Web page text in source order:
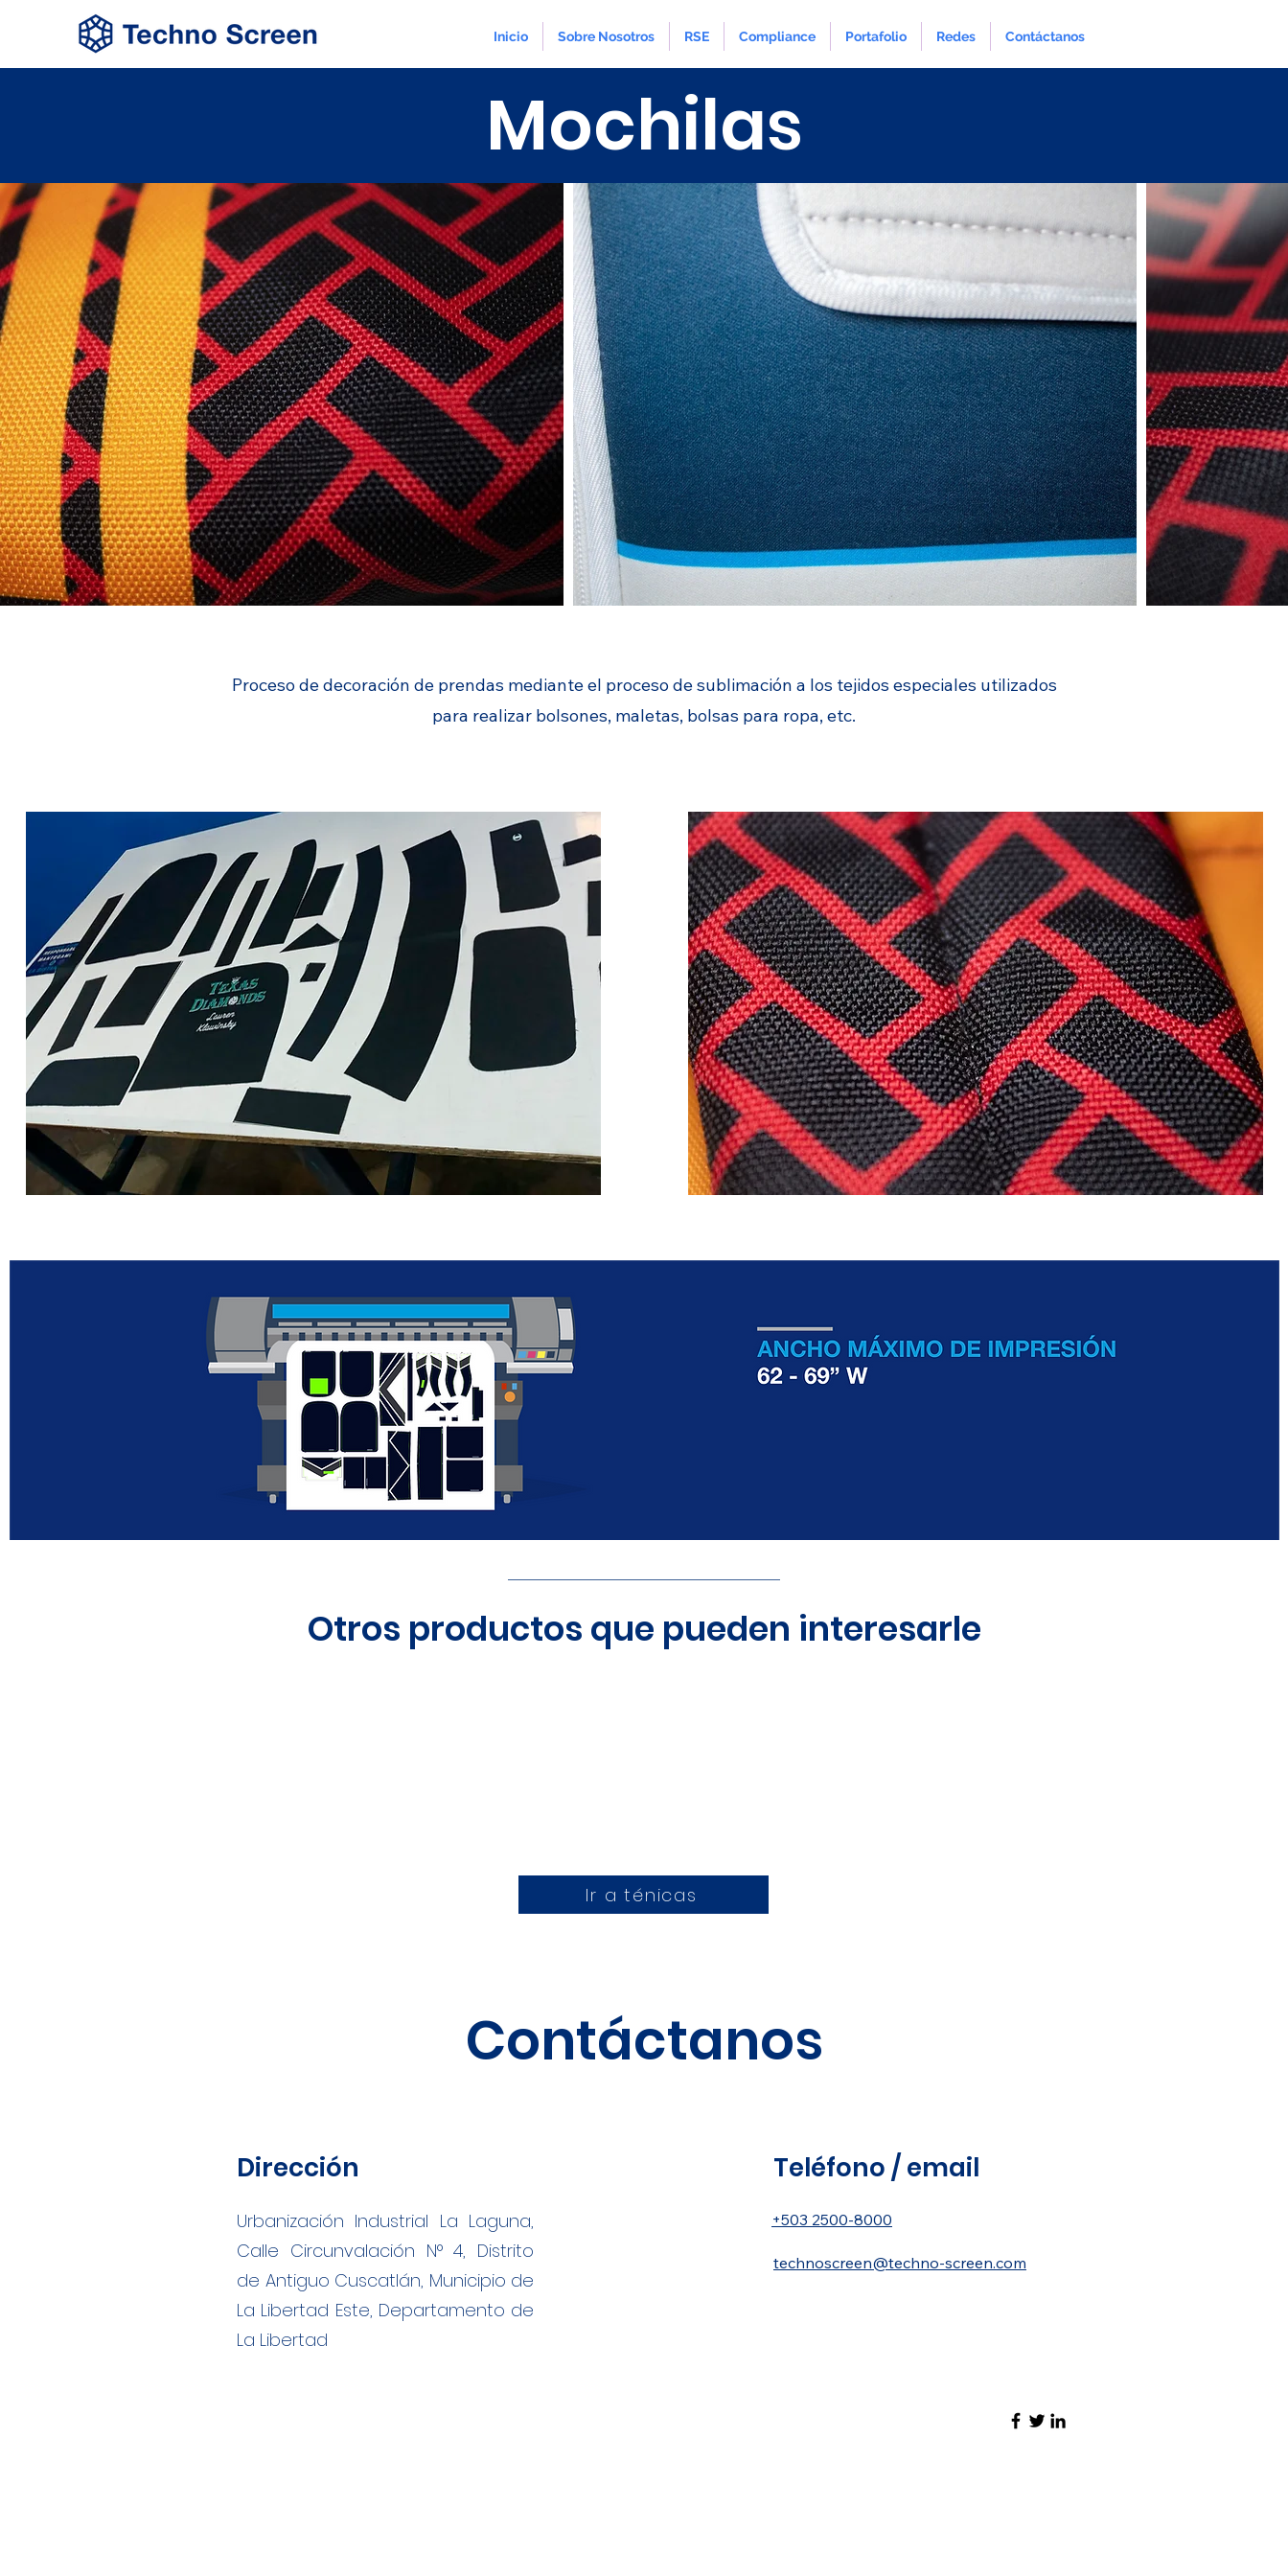
Inicio Sobre Nosotros RSE Compliance Portafolio Redes Contáctanos
Mochilas
Proceso de decoración de prendas mediante el proceso de sublimación a los tejidos especiales utilizados
para realizar bolsones, maletas, bolsas para ropa, etc.
Otros productos que pueden interesarle
Ir a ténicas
Contáctanos
Dirección
Urbanización Industrial La Laguna,
Calle Circunvalación N° 4, Distrito
de Antiguo Cuscatlán, Municipio de
La Libertad Este, Departamento de
La Libertad
Teléfono / email
+503 2500-8000
technoscreen@techno-screen.com